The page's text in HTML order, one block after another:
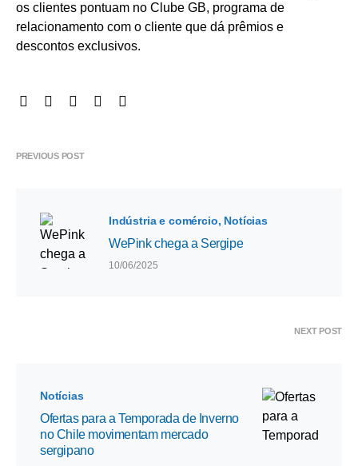
os clientes pontuam no Clube GB, programa de
relacionamento com o cliente que dá prêmios e
descontos exclusivos.
PREVIOUS POST
Indústria e comércio Notícias
WePink chega a Sergipe
10/06/2025
NEXT POST
Notícias
Ofertas para a Temporada de Inverno
no Chile movimentam mercado
sergipano